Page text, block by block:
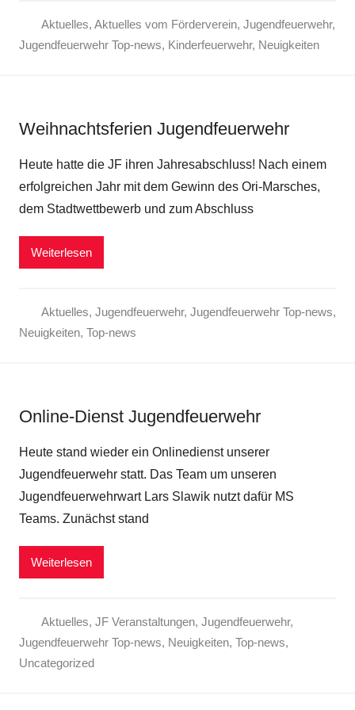
Aktuelles, Aktuelles vom Förderverein, Jugendfeuerwehr,
Jugendfeuerwehr Top-news, Kinderfeuerwehr, Neuigkeiten
Weihnachtsferien Jugendfeuerwehr
Heute hatte die JF ihren Jahresabschluss! Nach einem
erfolgreichen Jahr mit dem Gewinn des Ori-Marsches,
dem Stadtwettbewerb und zum Abschluss
Weiterlesen
Aktuelles, Jugendfeuerwehr, Jugendfeuerwehr Top-news,
Neuigkeiten, Top-news
Online-Dienst Jugendfeuerwehr
Heute stand wieder ein Onlinedienst unserer
Jugendfeuerwehr statt. Das Team um unseren
Jugendfeuerwehrwart Lars Slawik nutzt dafür MS
Teams. Zunächst stand
Weiterlesen
Aktuelles, JF Veranstaltungen, Jugendfeuerwehr,
Jugendfeuerwehr Top-news, Neuigkeiten, Top-news,
Uncategorized